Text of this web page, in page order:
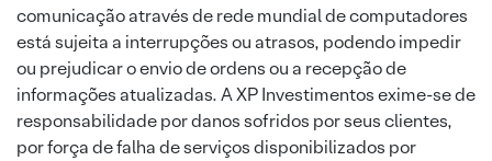
comunicação através de rede mundial de computadores
está sujeita a interrupções ou atrasos, podendo impedir
ou prejudicar o envio de ordens ou a recepção de
informações atualizadas. A XP Investimentos exime-se de
responsabilidade por danos sofridos por seus clientes,
por força de falha de serviços disponibilizados por